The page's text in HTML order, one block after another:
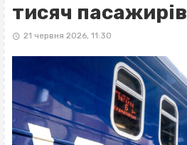
тисяч пасажирів
21 червня 2026, 11:30